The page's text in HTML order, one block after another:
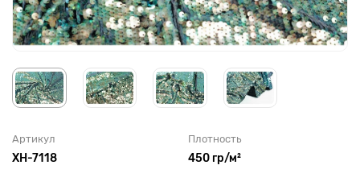
Артикул
XH-7118
Плотность
450 гр/м²